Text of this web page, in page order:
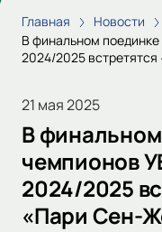
Главная
Новости
В финальном
2024/2025
21 мая 2025
В
чемпионов
2024/2025
«Пари Сен-